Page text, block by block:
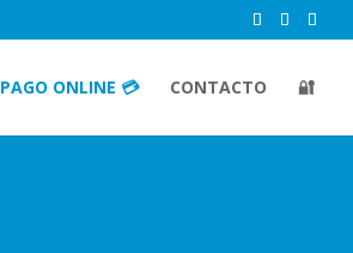
PAGO ONLINE 💳 CONTACTO 🔐